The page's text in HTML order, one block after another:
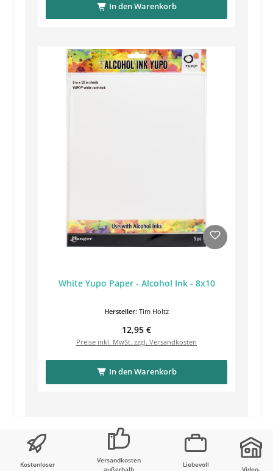
In den Warenkorb
White Yupo Paper - Alcohol Ink - 8x10
Hersteller: Tim Holtz
Regulärer Preis:
12,95 €
Preise inkl. MwSt. zzgl. Versandkosten
In den Warenkorb
Kostenloser
Versandkosten
außerhalb
Liebevoll
Video-